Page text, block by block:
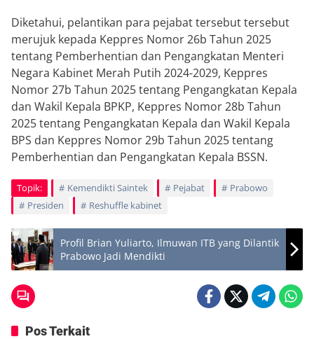
Diketahui, pelantikan para pejabat tersebut tersebut
merujuk kepada Keppres Nomor 26b Tahun 2025
tentang Pemberhentian dan Pengangkatan Menteri
Negara Kabinet Merah Putih 2024-2029, Keppres
Nomor 27b Tahun 2025 tentang Pengangkatan Kepala
dan Wakil Kepala BPKP, Keppres Nomor 28b Tahun
2025 tentang Pengangkatan Kepala dan Wakil Kepala
BPS dan Keppres Nomor 29b Tahun 2025 tentang
Pemberhentian dan Pengangkatan Kepala BSSN.
Topik: Kemendikti Saintek Pejabat
Prabowo
Presiden
Reshuffle kabinet
Profil Brian Yuliarto, Ilmuwan ITB yang Dilantik
Prabowo Jadi Mendikti
Pos Terkait